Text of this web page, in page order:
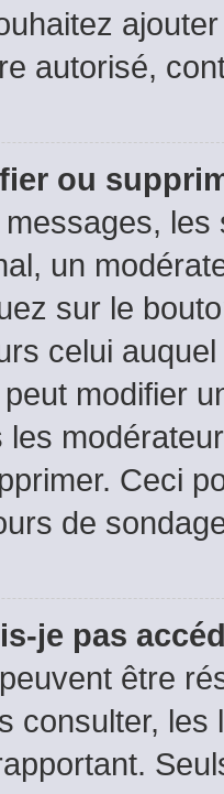
autorisé,
ou
un
sur le
celui
peut modifier
Ceci
de
je pas
être
consulter,